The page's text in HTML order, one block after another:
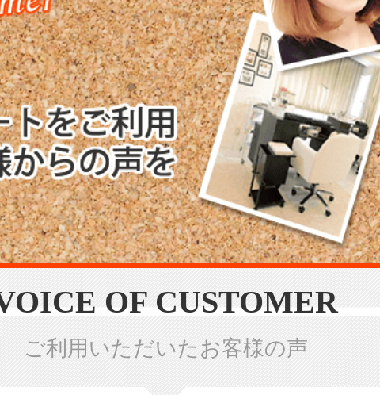
OF CUSTOMER
ご利用いただいたお客様の声